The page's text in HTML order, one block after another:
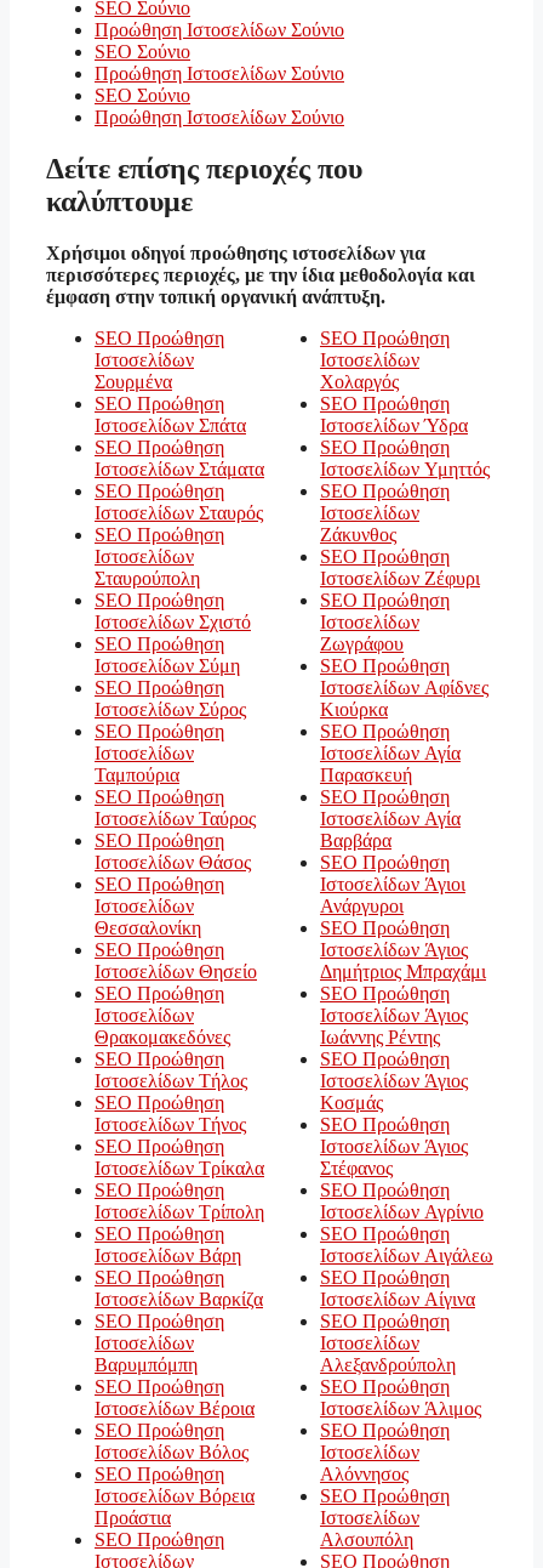
SEO Σούνιο
Προώθηση Ιστοσελίδων Σούνιο
SEO Σούνιο
Προώθηση Ιστοσελίδων Σούνιο
SEO Σούνιο
Προώθηση Ιστοσελίδων Σούνιο
Δείτε επίσης περιοχές που
καλύπτουμε
Χρήσιμοι οδηγοί προώθησης ιστοσελίδων για
περισσότερες περιοχές, με την ίδια μεθοδολογία και
έμφαση στην τοπική οργανική ανάπτυξη.
SEO Προώθηση
Ιστοσελίδων
Σουρμένα
SEO Προώθηση
Ιστοσελίδων Σπάτα
SEO Προώθηση
Ιστοσελίδων Στάματα
SEO Προώθηση
Ιστοσελίδων Σταυρός
SEO Προώθηση
Ιστοσελίδων
Σταυρούπολη
SEO Προώθηση
Ιστοσελίδων Σχιστό
SEO Προώθηση
Ιστοσελίδων Σύμη
SEO Προώθηση
Ιστοσελίδων Σύρος
SEO Προώθηση
Ιστοσελίδων
Ταμπούρια
SEO Προώθηση
Ιστοσελίδων Ταύρος
SEO Προώθηση
Ιστοσελίδων Θάσος
SEO Προώθηση
Ιστοσελίδων
Θεσσαλονίκη
SEO Προώθηση
Ιστοσελίδων Θησείο
SEO Προώθηση
Ιστοσελίδων
Θρακομακεδόνες
SEO Προώθηση
Ιστοσελίδων Τήλος
SEO Προώθηση
Ιστοσελίδων Τήνος
SEO Προώθηση
Ιστοσελίδων Τρίκαλα
SEO Προώθηση
Ιστοσελίδων Τρίπολη
SEO Προώθηση
Ιστοσελίδων Βάρη
SEO Προώθηση
Ιστοσελίδων Βαρκίζα
SEO Προώθηση
Ιστοσελίδων
Βαρυμπόμπη
SEO Προώθηση
Ιστοσελίδων Βέροια
SEO Προώθηση
Ιστοσελίδων Βόλος
SEO Προώθηση
Ιστοσελίδων Βόρεια
Προάστια
SEO Προώθηση
Ιστοσελίδων
SEO Προώθηση
Ιστοσελίδων
Χολαργός
SEO Προώθηση
Ιστοσελίδων Ύδρα
SEO Προώθηση
Ιστοσελίδων Υμηττός
SEO Προώθηση
Ιστοσελίδων
Ζάκυνθος
SEO Προώθηση
Ιστοσελίδων Ζέφυρι
SEO Προώθηση
Ιστοσελίδων
Ζωγράφου
SEO Προώθηση
Ιστοσελίδων Αφίδνες
Κιούρκα
SEO Προώθηση
Ιστοσελίδων Αγία
Παρασκευή
SEO Προώθηση
Ιστοσελίδων Αγία
Βαρβάρα
SEO Προώθηση
Ιστοσελίδων Άγιοι
Ανάργυροι
SEO Προώθηση
Ιστοσελίδων Άγιος
Δημήτριος Μπραχάμι
SEO Προώθηση
Ιστοσελίδων Άγιος
Ιωάννης Ρέντης
SEO Προώθηση
Ιστοσελίδων Άγιος
Κοσμάς
SEO Προώθηση
Ιστοσελίδων Άγιος
Στέφανος
SEO Προώθηση
Ιστοσελίδων Αγρίνιο
SEO Προώθηση
Ιστοσελίδων Αιγάλεω
SEO Προώθηση
Ιστοσελίδων Αίγινα
SEO Προώθηση
Ιστοσελίδων
Αλεξανδρούπολη
SEO Προώθηση
Ιστοσελίδων Άλιμος
SEO Προώθηση
Ιστοσελίδων
Αλόννησος
SEO Προώθηση
Ιστοσελίδων
Αλσουπόλη
SEO Προώθηση